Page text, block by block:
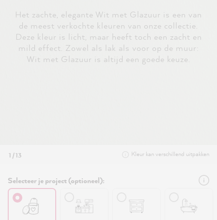
Het zachte, elegante Wit met Glazuur is een van
de meest verkochte kleuren van onze collectie.
Deze kleur is licht, maar heeft toch een zacht en
mild effect. Zowel als lak als voor op de muur:
Wit met Glazuur is altijd een goede keuze.
1 / 13 Kleur kan verschillend uitpakken
Selecteer je project (optioneel):